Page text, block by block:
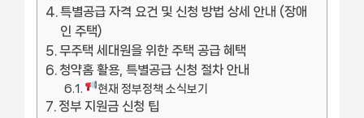
특별공급 자격 요건 및 신청 방법 상세 안내 (장애
인 주택)
무주택 세대원을 위한 주택 공급 혜택
청약홈 활용, 특별공급 신청 절차 안내
현재 정부정책 소식보기
정부 지원금 신청 팁